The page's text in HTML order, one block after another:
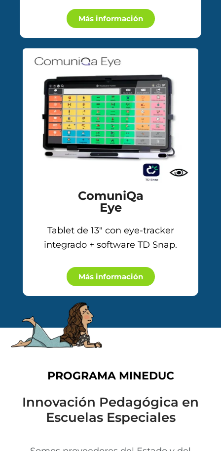
Más información
ComuniQa
Eye
Tablet de 13″ con eye-tracker
integrado + software TD Snap.
Más información
PROGRAMA MINEDUC
Innovación Pedagógica en
Escuelas Especiales